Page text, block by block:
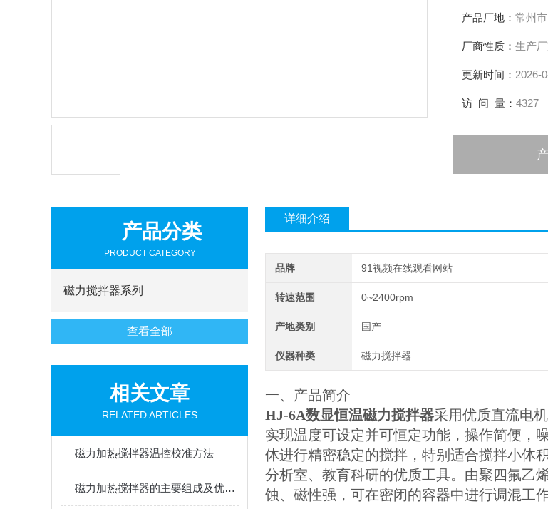
产品厂地： 常州市
厂商性质： 生产
更新时间： 2026-
访 问 量： 4327
产品分类
PRODUCT CATEGORY
磁力搅拌器系列
查看全部
相关文章
RELATED ARTICLES
磁力加热搅拌器温控校准方法
磁力加热搅拌器的主要组成及优势特点
详细介绍
品牌 91视频在线观看网站
转速范围 0~2400rpm
产地类别 国产
仪器种类 磁力搅拌器
一、产品简介
HJ-6A数显恒温磁力搅拌器采用优质直流电
实现温度可设定并可恒定功能，操作简便，
体进行精密稳定的搅拌，特别适合搅拌小体
分析室、教育科研的优质工具。由聚四氟乙
蚀、磁性强，可在密闭的容器中进行调混工